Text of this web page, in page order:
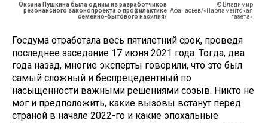
Оксана Пушкина была одним из разработчиков
резонансного законопроекта о профилактике
семейно-бытового насилия/
© Владимир
Афанасьев/«Парламентская
газета»
Госдума отработала весь пятилетний срок, проведя
последнее заседание 17 июня 2021 года. Тогда, два
года назад, многие эксперты говорили, что это был
самый сложный и беспрецедентный по
насыщенности важными решениями созыв. Никто не
мог и предположить, какие вызовы встанут перед
страной в начале 2022-го и какие эпохальные